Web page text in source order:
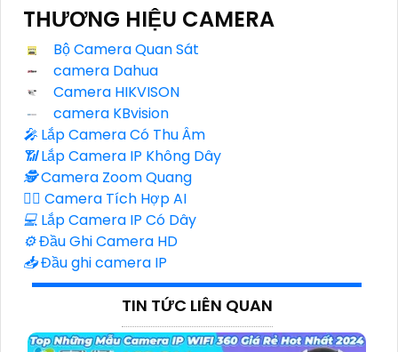
THƯƠNG HIỆU CAMERA
Bộ Camera Quan Sát
camera Dahua
Camera HIKVISON
camera KBvision
️🎤️ Lắp Camera Có Thu Âm
📶Lắp Camera IP Không Dây
🕵️Camera Zoom Quang
🧛‍♀️ Camera Tích Hợp AI
💻 Lắp Camera IP Có Dây
⚙️Đầu Ghi Camera HD
📥Đầu ghi camera IP
TIN TỨC LIÊN QUAN